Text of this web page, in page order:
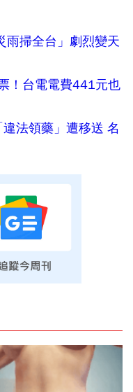
雨掃全台」劇烈變天
！台電電費441元也
法領藥」遭移送 名